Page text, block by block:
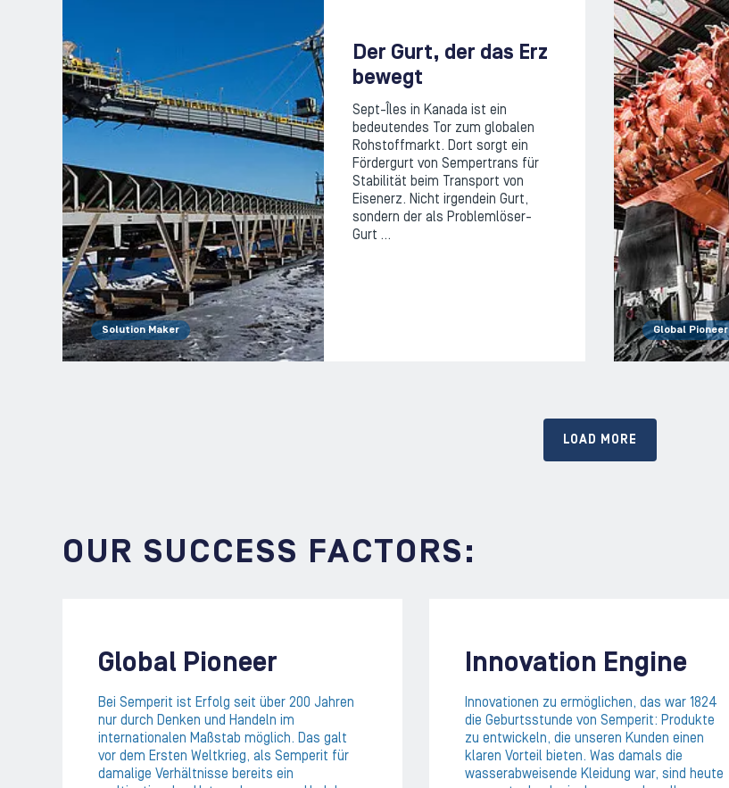
Solution Maker
Der Gurt, der das Erz
bewegt
Sept-Îles in Kanada ist ein
bedeutendes Tor zum globalen
Rohstoffmarkt. Dort sorgt ein
Fördergurt von Sempertrans für
Stabilität beim Transport von
Eisenerz. Nicht irgendein Gurt,
sondern der als Problemlöser-
Gurt …
Global Pioneer
LOAD MORE
OUR SUCCESS FACTORS:
Global Pioneer
Bei Semperit ist Erfolg seit über 200 Jahren
nur durch Denken und Handeln im
internationalen Maßstab möglich. Das galt
vor dem Ersten Weltkrieg, als Semperit für
damalige Verhältnisse bereits ein
Innovation Engine
Innovationen zu ermöglichen, das war 1824
die Geburtsstunde von Semperit: Produkte
zu entwickeln, die unseren Kunden einen
klaren Vorteil bieten. Was damals die
wasserabweisende Kleidung war, sind heute